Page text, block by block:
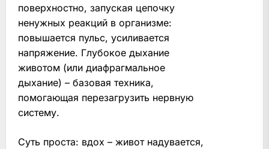
поверхностно, запуская цепочку
ненужных реакций в организме:
повышается пульс, усиливается
напряжение. Глубокое дыхание
животом (или диафрагмальное
дыхание) – базовая техника,
помогающая перезагрузить нервную
систему.
Суть проста: вдох – живот надувается,